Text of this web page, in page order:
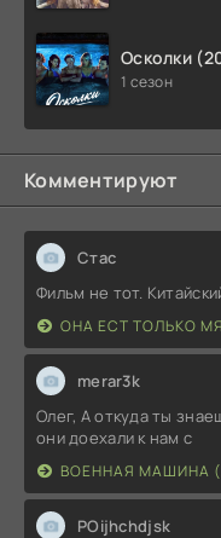
Осколки
1 сезон
Комментируют
Стас
Фильм не тот.
ОНА ЕСТ ТОЛЬКО
merar3k
Олег, А откуда ты
они доехали к нам с
ВОЕННАЯ МАШИНА
POijhchdjsk